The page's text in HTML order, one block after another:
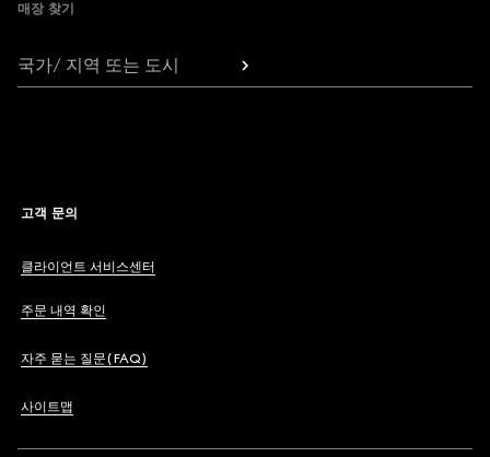
매장 찾기
국가/ 지역 또는 도시
고객 문의
클라이언트 서비스센터
주문 내역 확인
자주 묻는 질문(FAQ)
사이트맵